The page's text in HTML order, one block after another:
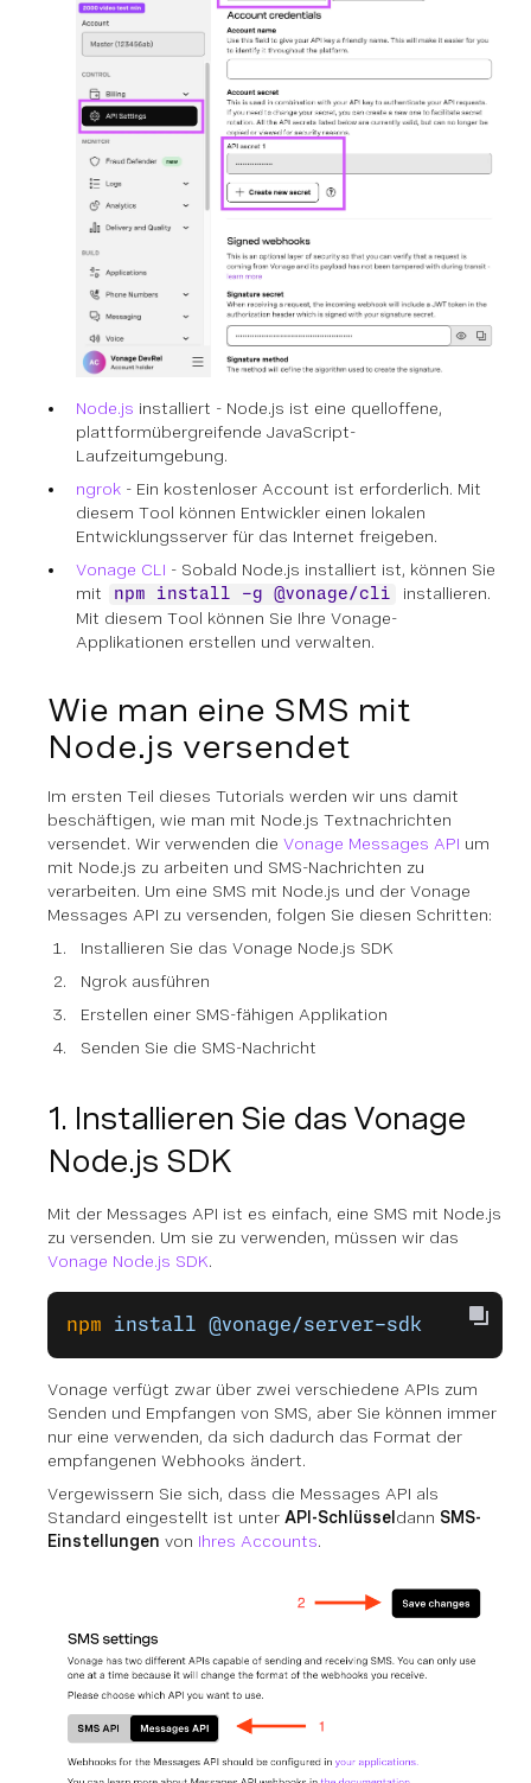
Node.js installiert - Node.js ist eine quelloffene,
plattformübergreifende JavaScript-
Laufzeitumgebung.
ngrok - Ein kostenloser Account ist erforderlich. Mit
diesem Tool können Entwickler einen lokalen
Entwicklungsserver für das Internet freigeben.
Vonage CLI - Sobald Node.js installiert ist, können Sie
mit
npm install -g @vonage/cli
installieren.
Mit diesem Tool können Sie Ihre Vonage-
Applikationen erstellen und verwalten.
Wie man eine SMS mit
Node.js versendet
Im ersten Teil dieses Tutorials werden wir uns damit
beschäftigen, wie man mit Node.js Textnachrichten
versendet. Wir verwenden die Vonage Messages API um
mit Node.js zu arbeiten und SMS-Nachrichten zu
verarbeiten. Um eine SMS mit Node.js und der Vonage
Messages API zu versenden, folgen Sie diesen Schritten:
Installieren Sie das Vonage Node.js SDK
Ngrok ausführen
Erstellen einer SMS-fähigen Applikation
Senden Sie die SMS-Nachricht
1. Installieren Sie das Vonage
Node.js SDK
Mit der Messages API ist es einfach, eine SMS mit Node.js
zu versenden. Um sie zu verwenden, müssen wir das
Vonage Node.js SDK.
npm install @vonage/server-sdk
Vonage verfügt zwar über zwei verschiedene APIs zum
Senden und Empfangen von SMS, aber Sie können immer
nur eine verwenden, da sich dadurch das Format der
empfangenen Webhooks ändert.
Vergewissern Sie sich, dass die Messages API als
Standard eingestellt ist unter API-Schlüssel dann SMS-
Einstellungen von Ihres Accounts.